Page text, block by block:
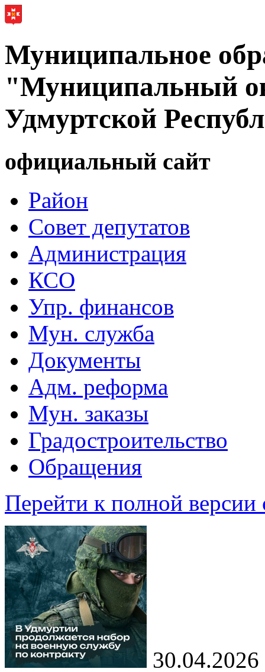
Муниципальное
"Муниципальный
Удмуртской
официальный сайт
Район
Совет депутатов
Администрация
КСО
Упр. финансов
Мун. служба
Документы
Адм. реформа
Мун. заказы
Градостроительство
Обращения
Перейти к полной версии
30.04.2026